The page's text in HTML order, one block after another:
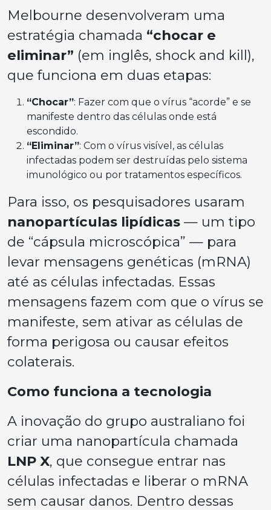
Melbourne desenvolveram uma
estratégia chamada “chocar e
eliminar” (em inglês, shock and kill),
que funciona em duas etapas:
“Chocar”: Fazer com que o vírus “acorde” e se
manifeste dentro das células onde está
escondido.
“Eliminar”: Com o vírus visível, as células
infectadas podem ser destruídas pelo sistema
imunológico ou por tratamentos específicos.
Para isso, os pesquisadores usaram
nanopartículas lipídicas — um tipo
de “cápsula microscópica” — para
levar mensagens genéticas (mRNA)
até as células infectadas. Essas
mensagens fazem com que o vírus se
manifeste, sem ativar as células de
forma perigosa ou causar efeitos
colaterais.
Como funciona a tecnologia
A inovação do grupo australiano foi
criar uma nanopartícula chamada
LNP X, que consegue entrar nas
células infectadas e liberar o mRNA
sem causar danos. Dentro dessas